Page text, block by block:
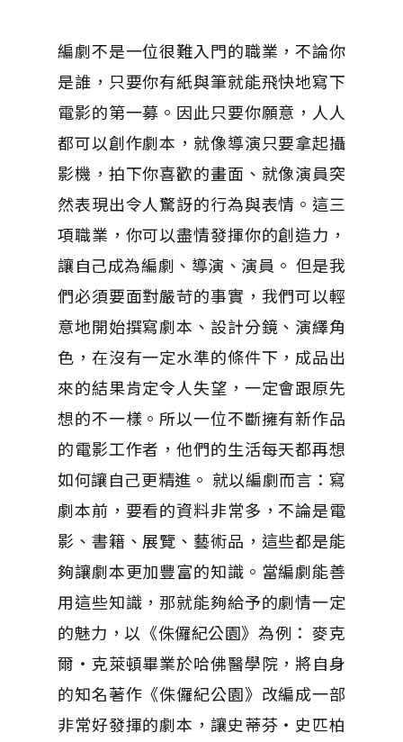
編劇不是一位很難入門的職業，不論你
是誰，只要你有紙與筆就能飛快地寫下
電影的第一募。因此只要你願意，人人
都可以創作劇本，就像導演只要拿起攝
影機，拍下你喜歡的畫面、就像演員突
然表現出令人驚訝的行為與表情。這三
項職業，你可以盡情發揮你的創造力，
讓自己成為編劇、導演、演員。 但是我
們必須要面對嚴苛的事實，我們可以輕
意地開始撰寫劇本、設計分鏡、演繹角
色，在沒有一定水準的條件下，成品出
來的結果肯定令人失望，一定會跟原先
想的不一樣。所以一位不斷擁有新作品
的電影工作者，他們的生活每天都再想
如何讓自己更精進。 就以編劇而言：寫
劇本前，要看的資料非常多，不論是電
影、書籍、展覽、藝術品，這些都是能
夠讓劇本更加豐富的知識。當編劇能善
用這些知識，那就能夠給予的劇情一定
的魅力，以《侏儸紀公園》為例： 麥克
爾‧克萊頓畢業於哈佛醫學院，將自身
的知名著作《侏儸紀公園》改編成一部
非常好發揮的劇本，讓史蒂芬‧史匹柏